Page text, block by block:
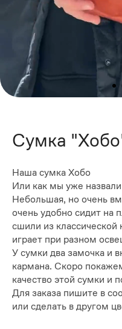
Сумка
Наша сумка Хобо
Или как мы уже
Небольшая, но очень
очень удобно сидит
сшили из классической
играет при разном
У сумки два замочка и
кармана. Скоро
качество этой сумки и
Для заказа пишите в
или сделать в другом